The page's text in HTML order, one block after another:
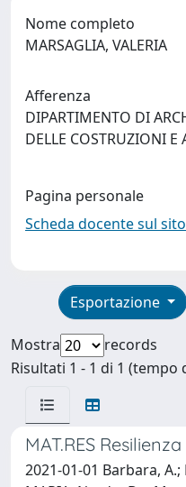
Nome completo
MARSAGLIA, VALERIA
Afferenza
DIPARTIMENTO DI
DELLE COSTRUZIONI
Pagina personale
Scheda docente sul
Esportazione
Mostra
records
Risultati 1 - 1 di 1 (tempo
MAT.RES
2021-01-01 Barbara,